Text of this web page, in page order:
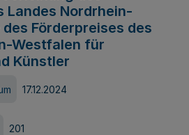
Landes Nordrhein-
Förderpreises des
Westfalen für
Künstler
17.12.2024
201